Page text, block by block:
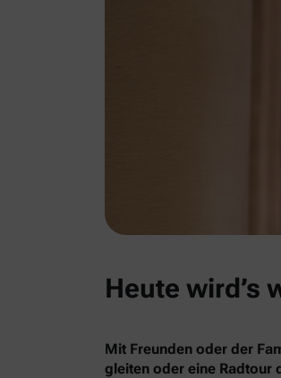
Heute wird’s
Mit Freunden oder der
gleiten oder eine Radtour